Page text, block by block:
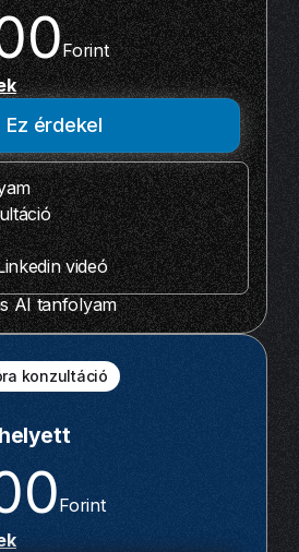
Forint
Ez érdekel
videó
AI tanfolyam
konzultáció
Forint